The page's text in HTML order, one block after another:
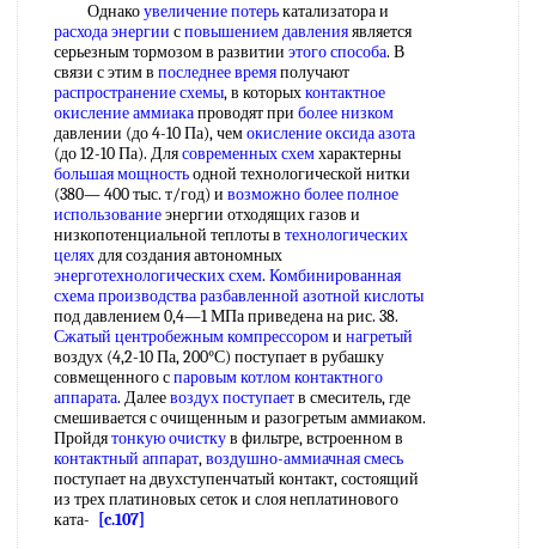
Однакоувеличение потерькатализатора и
расхода энергии сповышением давленияявляется
серьезным тормозом в развитии этого способа. В
связи с этим в последнее времяполучают
распространение схемы, в которыхконтактное
окисление аммиакапроводят при более низком
давлении (до 4-10 Па), чемокисление оксида азота
(до 12-10 Па). Длясовременных схемхарактерны
большая мощностьодной технологической нитки
(380— 400 тыс. т/год) и возможно болееполное
использованиеэнергии отходящих газов и
низкопотенциальной теплоты в технологических
целяхдля создания автономных
энерготехнологических схем. Комбинированная
схема производстваразбавленной азотной кислоты
под давлением 0,4—1 МПа приведена на рис. 38.
Сжатый центробежным компрессороми нагретый
воздух (4,2-10 Па, 200°С) поступает в рубашку
совмещенного спаровым котломконтактного
аппарата. Далеевоздух поступаетв смеситель, где
смешивается с очищенным и разогретым аммиаком.
Пройдятонкую очисткув фильтре, встроенном в
контактный аппарат,воздушно-аммиачная смесь
поступает на двухступенчатый контакт, состоящий
из трех платиновых сеток и слоя неплатинового
ката-
[c.107]